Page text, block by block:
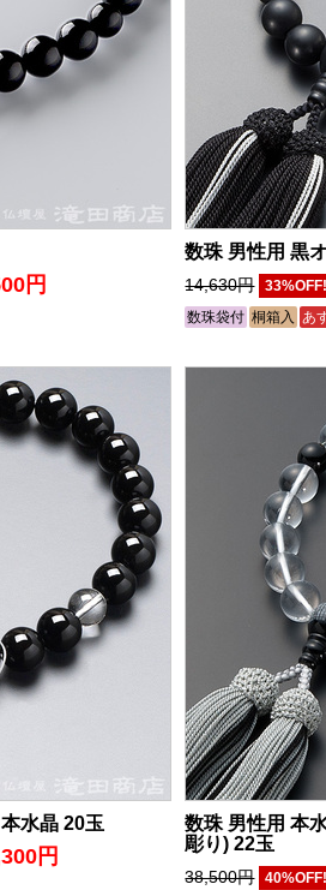
円
数珠 男性用 黒
14,630円 33%OFF!
数珠袋付 桐箱入 あ
水晶 20玉
円
数珠 男性用 本
彫り) 22玉
38,500円 40%OFF!